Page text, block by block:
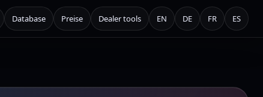
Database Preise Dealer tools EN DE FR ES